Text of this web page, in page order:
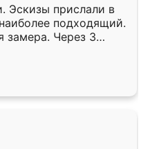
Эскизы прислали в
подходящий.
замера. Через 3
готова. Остались
Ренессанс
работу!